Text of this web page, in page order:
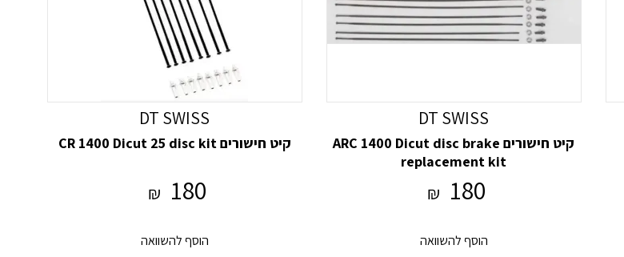
DT SWISS
קיט חישורים ARC 1400 Dicut disc brake
replacement kit
180
₪
DT SWISS
קיט חישורים CR 1400 Dicut 25 disc kit
180
₪
הוסף להשוואה